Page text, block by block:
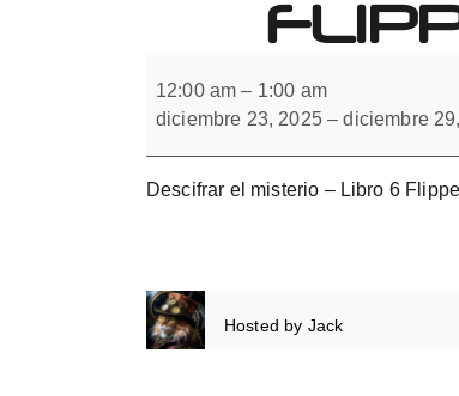
Forbrain
el
misterio
con
monocular.
Libro
6
12:00 am – 1:00 am
diciembre 23, 2025 –diciembre
Descifrar el misterio – Libro 6
Hosted by Jack